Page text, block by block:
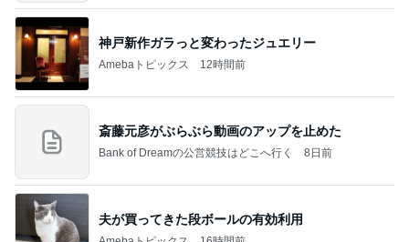
神戸新作ガラっと変わったジュエリー
Amebaトピックス 12時間前
斎藤元彦がぶらぶら動画のアップを止めた
Bank of Dreamの公営競技はどこへ行く 8日前
夫が買ってきた段ボールの有効利用